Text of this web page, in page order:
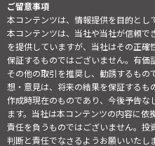
ご留意事項
本コンテンツは、情報提供を目的とし
本コンテンツは、当社や当社が信頼
を提供していますが、当社はその正
保証するものではございません。有価
その他の取引を推奨し、勧誘するも
想・意見は、将来の結果を保証する
作成時現在のものであり、今後予告
ます。当社は本コンテンツの内容に
責任を負うものではございません。
判断と責任でなさるようお願いいたしま